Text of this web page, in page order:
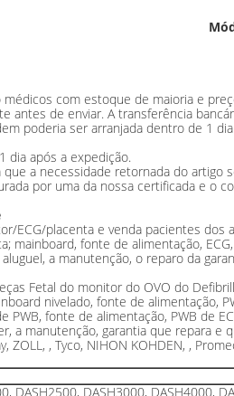
com estoque de maioria e
antes de enviar. A transferência
poderia ser arranjada dentro de 1
dia após a expedição.
a necessidade retornada do artigo
por uma da nossa certificada e o
ECG/placenta e venda pacientes dos
mainboard, fonte de alimentação,
a manutenção, o reparo da
Fetal do monitor do OVO do
nivelado, fonte de alimentação,
fonte de alimentação, PWB de
a manutenção, garantia que repara e
ZOLL, , Tyco, NIHON KOHDEN, ,
DASH2500, DASH3000, DASH4000,